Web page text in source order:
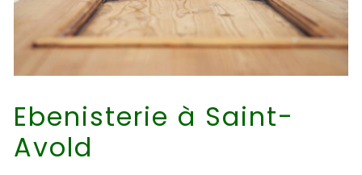
Ebenisterie à Saint-
Avold